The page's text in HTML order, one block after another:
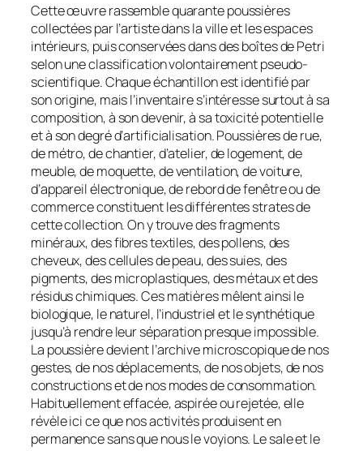
Cette œuvre rassemble quarante poussières
collectées par l’artiste dans la ville et les espaces
intérieurs, puis conservées dans des boîtes de Petri
selon une classification volontairement pseudo-
scientifique. Chaque échantillon est identifié par
son origine, mais l’inventaire s’intéresse surtout à sa
composition, à son devenir, à sa toxicité potentielle
et à son degré d’artificialisation. Poussières de rue,
de métro, de chantier, d’atelier, de logement, de
meuble, de moquette, de ventilation, de voiture,
d’appareil électronique, de rebord de fenêtre ou de
commerce constituent les différentes strates de
cette collection. On y trouve des fragments
minéraux, des fibres textiles, des pollens, des
cheveux, des cellules de peau, des suies, des
pigments, des microplastiques, des métaux et des
résidus chimiques. Ces matières mêlent ainsi le
biologique, le naturel, l’industriel et le synthétique
jusqu’à rendre leur séparation presque impossible.
La poussière devient l’archive microscopique de nos
gestes, de nos déplacements, de nos objets, de nos
constructions et de nos modes de consommation.
Habituellement effacée, aspirée ou rejetée, elle
révèle ici ce que nos activités produisent en
permanence sans que nous le voyions. Le sale et le